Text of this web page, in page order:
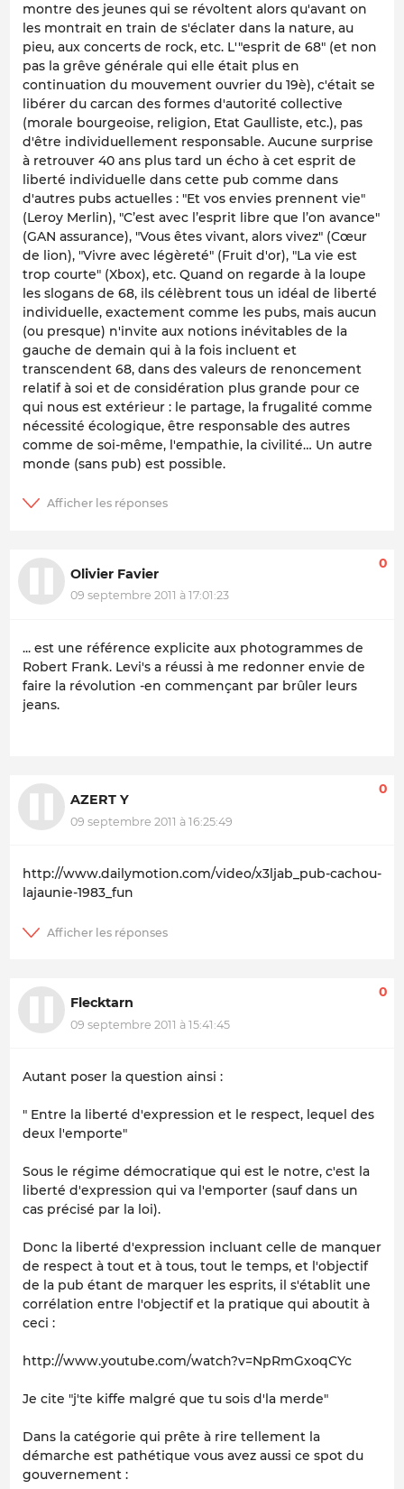
montre des jeunes qui se révoltent alors qu'avant on
les montrait en train de s'éclater dans la nature, au
pieu, aux concerts de rock, etc. L'"esprit de 68" (et non
pas la grêve générale qui elle était plus en
continuation du mouvement ouvrier du 19è), c'était se
libérer du carcan des formes d'autorité collective
(morale bourgeoise, religion, Etat Gaulliste, etc.), pas
d'être individuellement responsable. Aucune surprise
à retrouver 40 ans plus tard un écho à cet esprit de
liberté individuelle dans cette pub comme dans
d'autres pubs actuelles : "Et vos envies prennent vie"
(Leroy Merlin), "C’est avec l’esprit libre que l’on avance"
(GAN assurance), "Vous êtes vivant, alors vivez" (Cœur
de lion), "Vivre avec légèreté" (Fruit d'or), "La vie est
trop courte" (Xbox), etc. Quand on regarde à la loupe
les slogans de 68, ils célèbrent tous un idéal de liberté
individuelle, exactement comme les pubs, mais aucun
(ou presque) n'invite aux notions inévitables de la
gauche de demain qui à la fois incluent et
transcendent 68, dans des valeurs de renoncement
relatif à soi et de considération plus grande pour ce
qui nous est extérieur : le partage, la frugalité comme
nécessité écologique, être responsable des autres
comme de soi-même, l'empathie, la civilité… Un autre
monde (sans pub) est possible.
Olivier Favier
09 septembre 2011 à 17:01:23
0
... est une référence explicite aux photogrammes de
Robert Frank. Levi's a réussi à me redonner envie de
faire la révolution -en commençant par brûler leurs
jeans.
AZERT Y
09 septembre 2011 à 16:25:49
0
http://www.dailymotion.com/video/x3ljab_pub-cachou-
lajaunie-1983_fun
Flecktarn
09 septembre 2011 à 15:41:45
0
Autant poser la question ainsi :
" Entre la liberté d'expression et le respect, lequel des
deux l'emporte"
Sous le régime démocratique qui est le notre, c'est la
liberté d'expression qui va l'emporter (sauf dans un
cas précisé par la loi).
Donc la liberté d'expression incluant celle de manquer
de respect à tout et à tous, tout le temps, et l'objectif
de la pub étant de marquer les esprits, il s'établit une
corrélation entre l'objectif et la pratique qui aboutit à
ceci :
http://www.youtube.com/watch?v=NpRmGxoqCYc
Je cite "j'te kiffe malgré que tu sois d'la merde"
Dans la catégorie qui prête à rire tellement la
démarche est pathétique vous avez aussi ce spot du
gouvernement :